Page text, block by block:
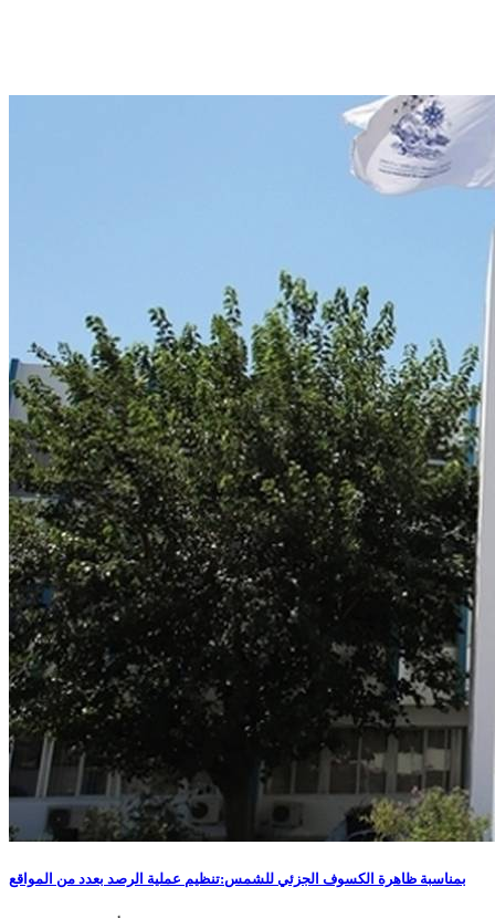
بمناسبة ظاهرة الكسوف الجزئي للشمس:تنظيم عملية الرصد بعدد من المواقع